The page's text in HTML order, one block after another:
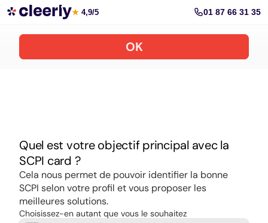
Souscrire aux meilleures SCPI en ligne
★ 4,9/5 01 87 66 31 35